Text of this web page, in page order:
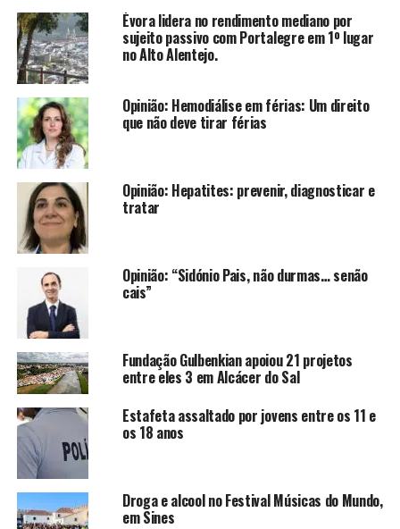
Évora lidera no rendimento mediano por
sujeito passivo com Portalegre em 1º lugar
no Alto Alentejo.
Opinião: Hemodiálise em férias: Um direito
que não deve tirar férias
Opinião: Hepatites: prevenir, diagnosticar e
tratar
Opinião: “Sidónio Pais, não durmas… senão
cais”
Fundação Gulbenkian apoiou 21 projetos
entre eles 3 em Alcácer do Sal
Estafeta assaltado por jovens entre os 11 e
os 18 anos
Droga e alcool no Festival Músicas do Mundo,
em Sines